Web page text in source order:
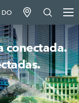
DO
conectada.